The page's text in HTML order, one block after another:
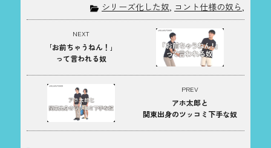
シリーズ化した奴, コント仕様の奴ら,
PREV
アホ太郎と
関東出身のツッコミ下手な奴
NEXT
｢お前ちゃうねん！｣
って言われる奴